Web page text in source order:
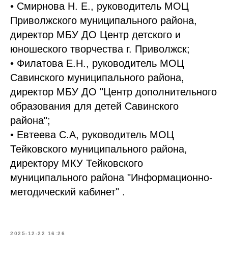
• Смирнова Н. Е., руководитель МОЦ
Приволжского муниципального района,
директор МБУ ДО Центр детского и
юношеского творчества г. Приволжск;
• Филатова Е.Н., руководитель МОЦ
Савинского муниципального района,
директор МБУ ДО "Центр дополнительного
образования для детей Савинского
района";
• Евтеева С.А, руководитель МОЦ
Тейковского муниципального района,
директору МКУ Тейковского
муниципального района "Информационно-
методический кабинет" .
2025-12-22 16:26